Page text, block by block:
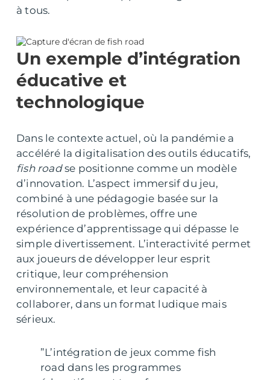
à tous.
Un exemple d’intégration
éducative et
technologique
Dans le contexte actuel, où la pandémie a
accéléré la digitalisation des outils éducatifs,
fish roadse positionne comme un modèle
d’innovation. L’aspect immersif du jeu,
combiné à une pédagogie basée sur la
résolution de problèmes, offre une
expérience d’apprentissage qui dépasse le
simple divertissement. L’interactivité permet
aux joueurs de développer leur esprit
critique, leur compréhension
environnementale, et leur capacité à
collaborer, dans un format ludique mais
sérieux.
”L’intégration de jeux comme fish
road dans les programmes